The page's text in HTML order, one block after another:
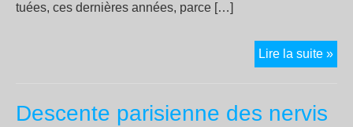
tuées, ces dernières années, parce […]
Lire la suite »
Descente parisienne des nervis